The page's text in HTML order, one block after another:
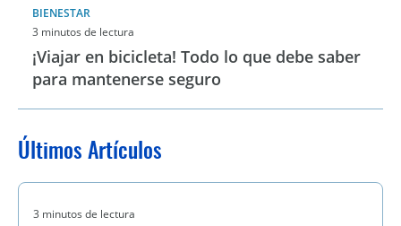
BIENESTAR
3 minutos de lectura
¡Viajar en bicicleta! Todo lo que debe saber
para mantenerse seguro
Últimos Artículos
3 minutos de lectura